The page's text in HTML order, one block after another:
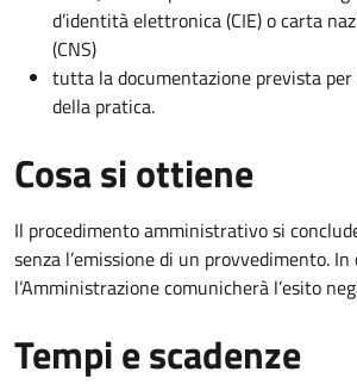
d’identità elettronica (CIE) o carta
(CNS)
tutta la documentazione prevista
della pratica.
Cosa si ottiene
Il procedimento amministrativo si
senza l’emissione di un provvedimento.
l’Amministrazione comunicherà l’esito
Tempi e scadenze